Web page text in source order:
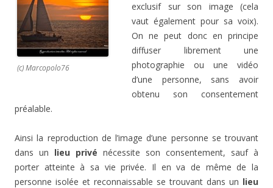
(c) Marcopolo76
exclusif sur son image (cela
vaut également pour sa voix).
On ne peut donc en principe
diffuser librement une
photographie ou une vidéo
d’une personne, sans avoir
obtenu son consentement
préalable.
Ainsi la reproduction de l’image d’une personne se trouvant
dans un lieu privé nécessite son consentement, sauf à
porter atteinte à sa vie privée. Il en va de même de la
personne isolée et reconnaissable se trouvant dans un lieu